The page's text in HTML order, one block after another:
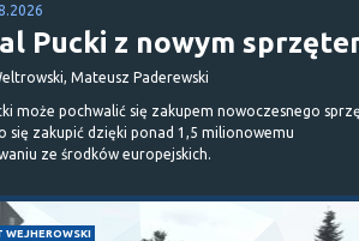
Pucki z nowym
Mateusz Paderewski
może pochwalić się zakupem nowoczesnego
się zakupić dzięki ponad 1,5 milionowemu
ze środków europejskich.
WEJHEROWSKI